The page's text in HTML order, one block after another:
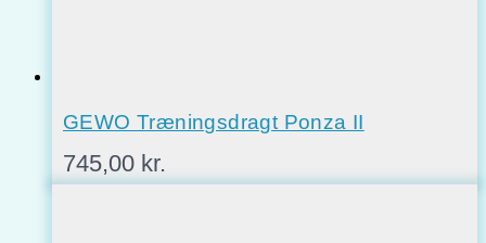
GEWO Træningsdragt Ponza II
745,00 kr.